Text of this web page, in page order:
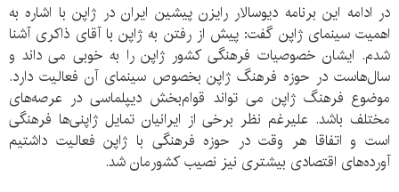
در ادامه این برنامه دیوسالار رایزن پیشین ایران در ژاپن با اشاره به
اهمیت سینمای ژاپن گفت: پیش از رفتن به ژاپن با آقای ذاکری آشنا
شدم. ایشان خصوصیات فرهنگی کشور ژاپن را به خوبی می داند و
سال‌هاست در حوزه فرهنگ ژاپن بخصوص سینمای آن فعالیت دارد.
موضوع فرهنگ ژاپن می تواند قوام‌بخش دیپلماسی در عرصه‌های
مختلف باشد. علیرغم نظر برخی از ایرانیان تمایل ژاپنی‌ها فرهنگی
است و اتفاقا هر وقت در حوزه فرهنگی با ژاپن فعالیت داشتیم
آورده‌های اقتصادی بیشتری نیز نصیب کشورمان شد.